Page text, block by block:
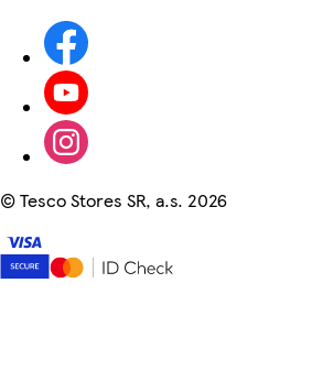
©Tesco Stores SR, a.s. 2026